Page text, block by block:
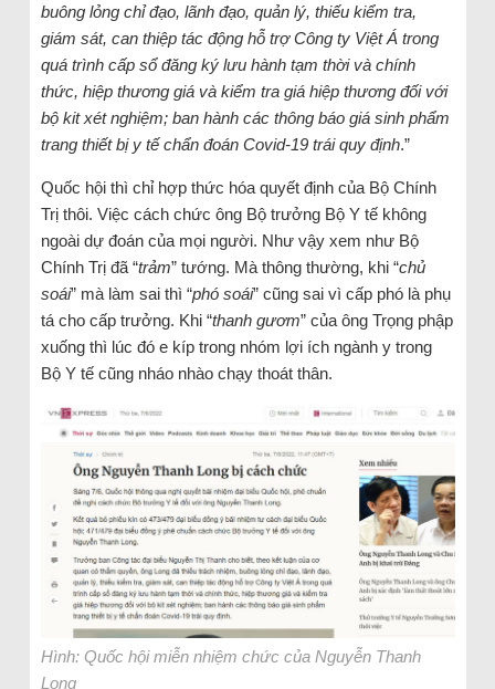
buông lỏng chỉ đạo, lãnh đạo, quản lý, thiếu kiểm tra,
giám sát, can thiệp tác động hỗ trợ Công ty Việt Á trong
quá trình cấp sổ đăng ký lưu hành tạm thời và chính
thức, hiệp thương giá và kiểm tra giá hiệp thương đối với
bộ kit xét nghiệm; ban hành các thông báo giá sinh phẩm
trang thiết bị y tế chẩn đoán Covid-19 trái quy định.”
Quốc hội thì chỉ hợp thức hóa quyết định của Bộ Chính
Trị thôi. Việc cách chức ông Bộ trưởng Bộ Y tế không
ngoài dự đoán của mọi người. Như vậy xem như Bộ
Chính Trị đã “trảm” tướng. Mà thông thường, khi “chủ
soái” mà làm sai thì “phó soái” cũng sai vì cấp phó là phụ
tá cho cấp trưởng. Khi “thanh gươm” của ông Trọng phập
xuống thì lúc đó e kíp trong nhóm lợi ích ngành y trong
Bộ Y tế cũng nháo nhào chạy thoát thân.
Hình: Quốc hội miễn nhiệm chức của Nguyễn Thanh
Long